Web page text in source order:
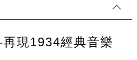
現1934經典音樂